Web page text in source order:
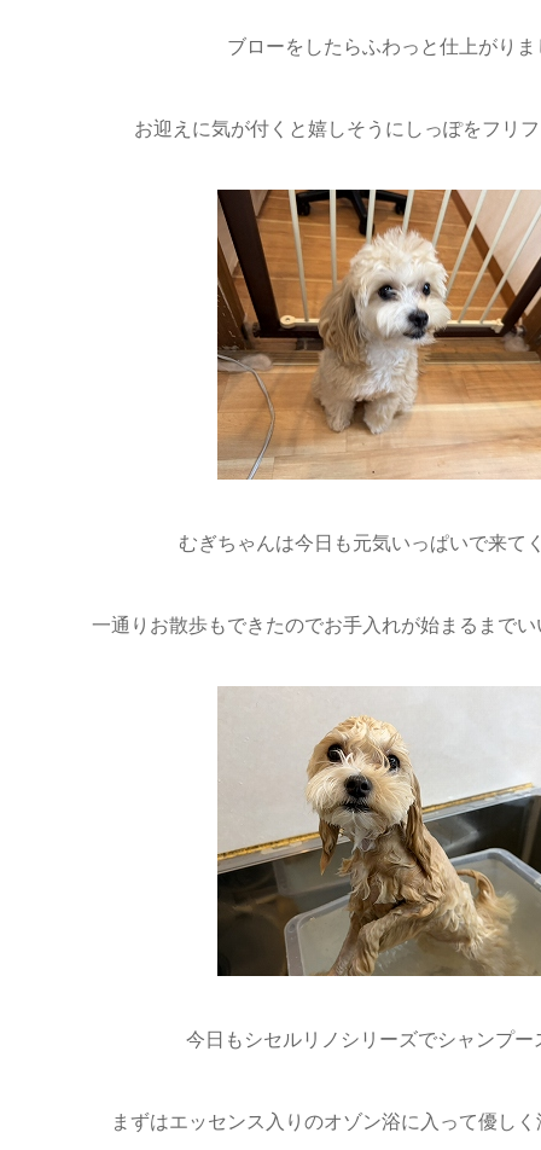
ブローをしたらふわっと仕上がり
お迎えに気が付くと嬉しそうにしっぽをフリ
むぎちゃんは今日も元気いっぱいで来て
一通りお散歩もできたのでお手入れが始まるまで
今日もシセルリノシリーズでシャンプ
まずはエッセンス入りのオゾン浴に入って優し